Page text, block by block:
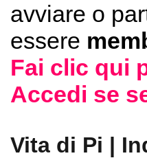
avviare o
essere
Fai clic qui
Accedi se
Vita di Pi |